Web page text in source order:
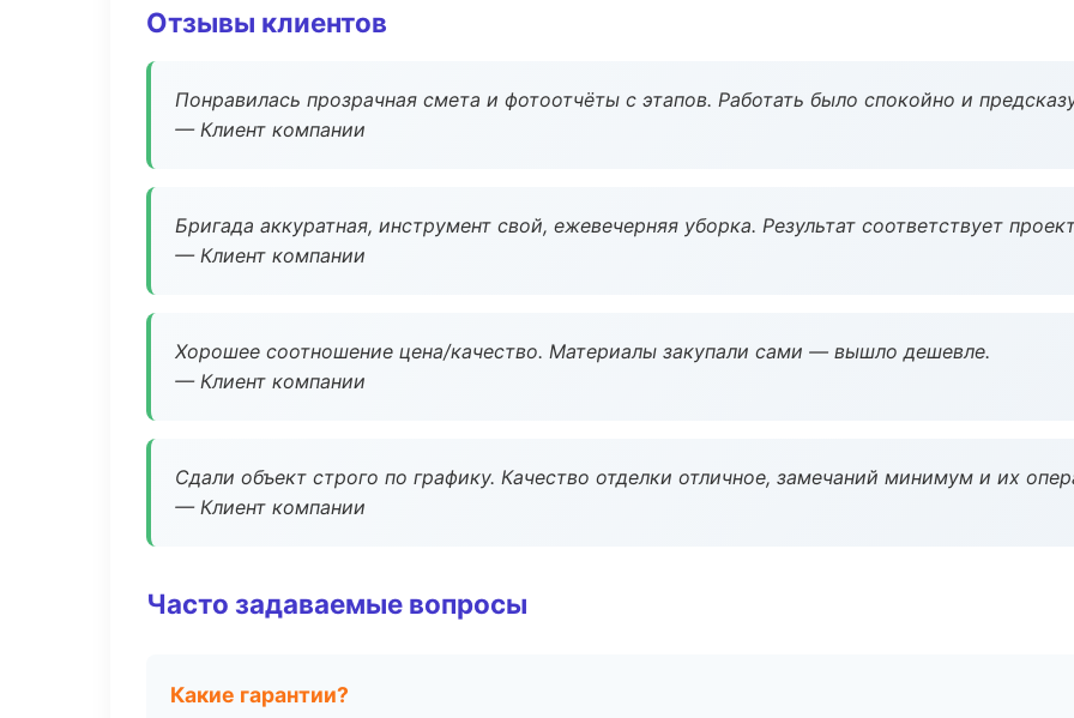
Отзывы клиентов
Понравилась прозрачная смета и фотоотчёты с этапов. Работать было спокойно и
— Клиент компании
Бригада аккуратная, инструмент свой, ежевечерняя уборка. Результат соответствует
— Клиент компании
Хорошее соотношение цена/качество. Материалы закупали сами — вышло дешевле.
— Клиент компании
Сдали объект строго по графику. Качество отделки отличное, замечаний минимум и их
— Клиент компании
Часто задаваемые вопросы
Какие гарантии?